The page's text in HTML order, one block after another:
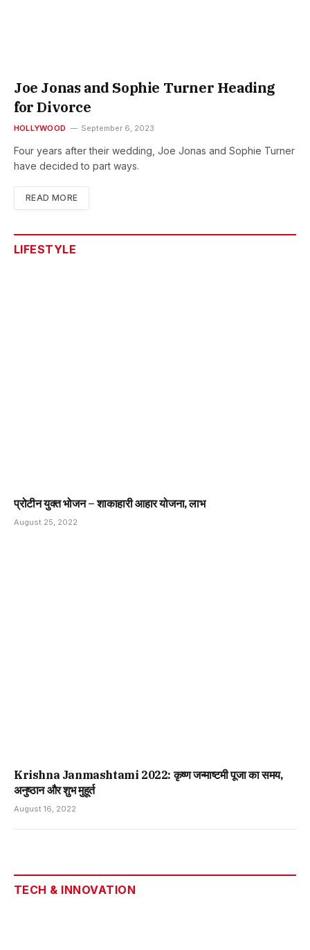
Joe Jonas and Sophie Turner Heading
for Divorce
HOLLYWOOD September 6, 2023
Four years after their wedding, Joe Jonas and Sophie Turner
have decided to part ways.
READ MORE
LIFESTYLE
प्रोटीन युक्त भोजन – शाकाहारी आहार योजना, लाभ
August 25, 2022
Krishna Janmashtami 2022: कृष्ण जन्माष्टमी पूजा का समय,
अनुष्ठान और शुभ मुहूर्त
August 16, 2022
TECH & INNOVATION